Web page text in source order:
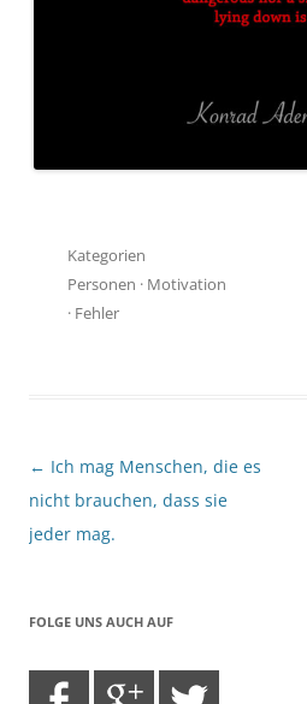
Kategorien
Personen · Motivation
· Fehler
Beitragsnavigation
← Ich mag Menschen, die es
nicht brauchen, dass sie
jeder mag.
FOLGE UNS AUCH AUF